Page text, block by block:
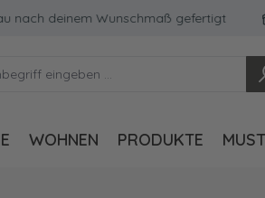
deinem Wunschmaß gefertigt
WOHNEN PRODUKTE